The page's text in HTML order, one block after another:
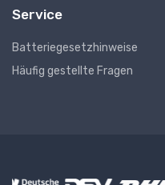
Service
Batteriegesetzhinweise
Häufig gestellte Fragen